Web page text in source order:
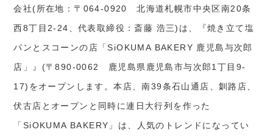
会社(所在地：〒064-0920 北海道札幌市中央区南20条
西8丁目2-24、代表取締役：斎藤 浩三)は、『焼き立て塩
パンとスコーンの店「SiOKUMA BAKERY 鹿児島与次郎
店」』(〒890-0062 鹿児島県鹿児島市与次郎1丁目9-
17)をオープンします。本店、南39条石山通店、釧路店、
伏古店とオープンと同時に連日大行列を作った
「SiOKUMA BAKERY」は、人気のトレンドになってい